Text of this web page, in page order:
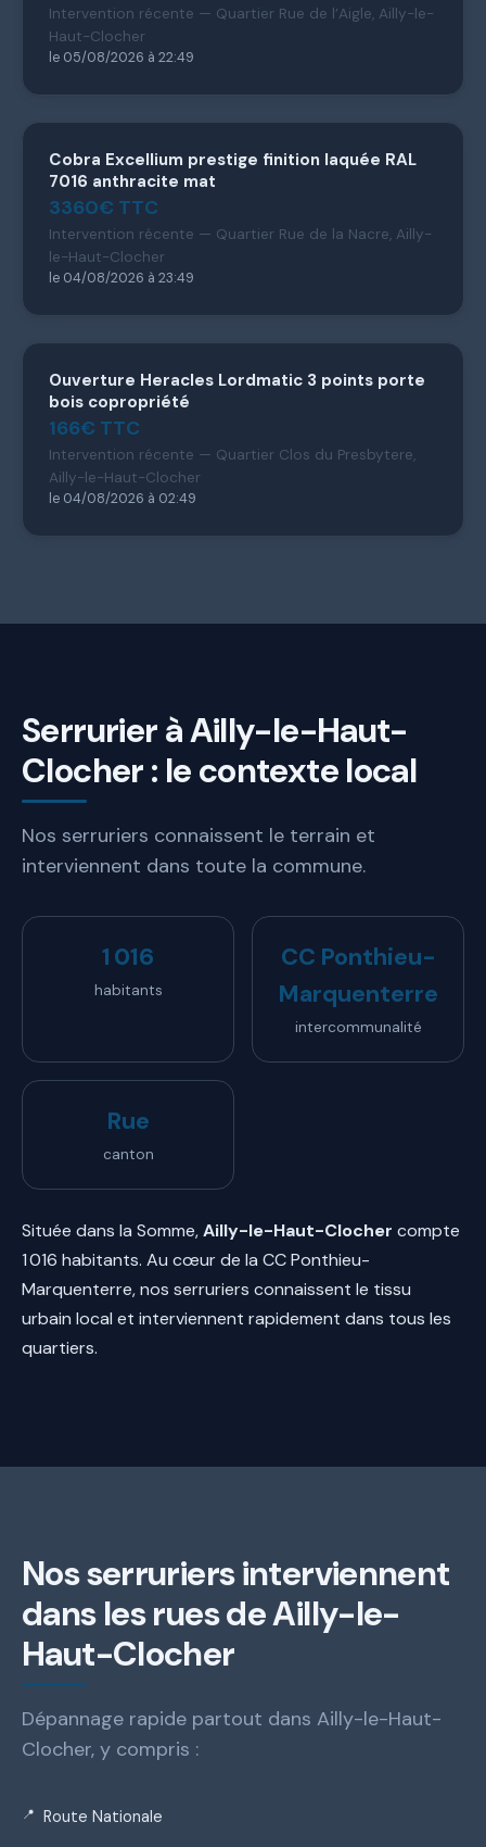
Intervention récente — Quartier Rue de l’Aigle, Ailly-le-
Haut-Clocher
le 05/08/2026 à 22:49
Cobra Excellium prestige finition laquée RAL
7016 anthracite mat
3360€ TTC
Intervention récente — Quartier Rue de la Nacre, Ailly-
le-Haut-Clocher
le 04/08/2026 à 23:49
Ouverture Heracles Lordmatic 3 points porte
bois copropriété
166€ TTC
Intervention récente — Quartier Clos du Presbytere,
Ailly-le-Haut-Clocher
le 04/08/2026 à 02:49
Serrurier à Ailly-le-Haut-
Clocher : le contexte local
Nos serruriers connaissent le terrain et
interviennent dans toute la commune.
1 016
habitants
CC Ponthieu-
Marquenterre
intercommunalité
Rue
canton
Située dans la Somme,Ailly-le-Haut-Clocher compte
1 016 habitants. Au cœur de la CC Ponthieu-
Marquenterre, nos serruriers connaissent le tissu
urbain local et interviennent rapidement dans tous les
quartiers.
Nos serruriers interviennent
dans les rues de Ailly-le-
Haut-Clocher
Dépannage rapide partout dans Ailly-le-Haut-
Clocher, y compris :
Route Nationale